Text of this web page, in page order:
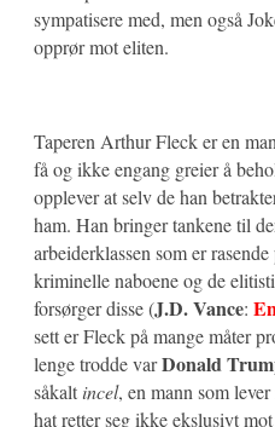
sympatisere med, men også
opprør mot eliten.
Taperen Arthur Fleck er en
få og ikke engang greier å
opplever at selv de han
ham. Han bringer tankene til
arbeiderklassen som er
kriminelle naboene og de
forsørger disse (J.D. Vance:
sett er Fleck på mange måter
lenge trodde varDonald
såkalt incel, en mann som
hat retter seg ikke ekslusivt